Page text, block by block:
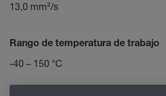
13,0 mm²/s
Rango de temperatura de trabajo
-40 – 150 °C